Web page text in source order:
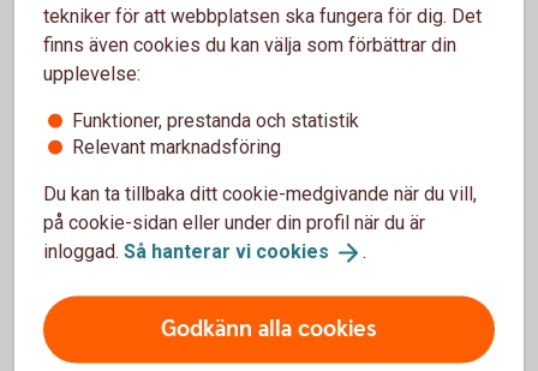
Swish för företag och handel
Ta betalt med mobilen – snabbt, smidigt och säkert.
Swish för företag ochhandel
Kontanthantering
Behöver du hjälp med din dagskassa kan du vända
dig till Loomis och teckna ett direktavtal med ett
värdebolag. De erbjuder bland annat
tekniker för att webbplatsen ska fungera för dig. Det
finns även cookies du kan välja som förbättrar din
upplevelse:
Funktioner, prestanda och statistik
Relevant marknadsföring
Du kan ta tillbaka ditt cookie-medgivande när du vill,
på cookie-sidan eller under din profil när du är
inloggad. Så hanterar vi cookies .
Godkänn alla cookies